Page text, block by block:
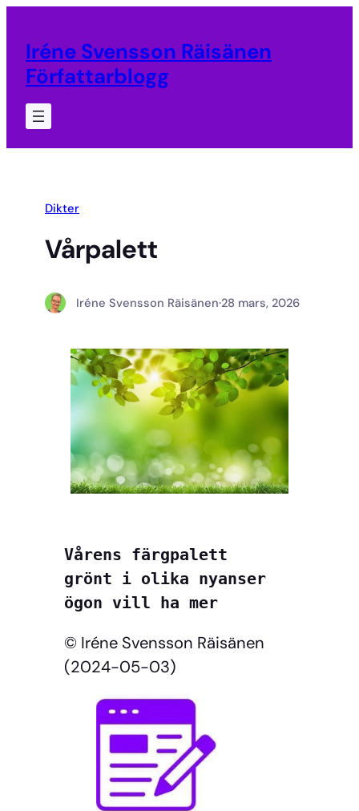
innehåll
Iréne Svensson Räisänen
Författarblogg
Dikter
Vårpalett
Iréne Svensson Räisänen·28 mars, 2026
Vårens färgpalett
grönt i olika nyanser
ögon vill ha mer
© Iréne Svensson Räisänen
(2024-05-03)